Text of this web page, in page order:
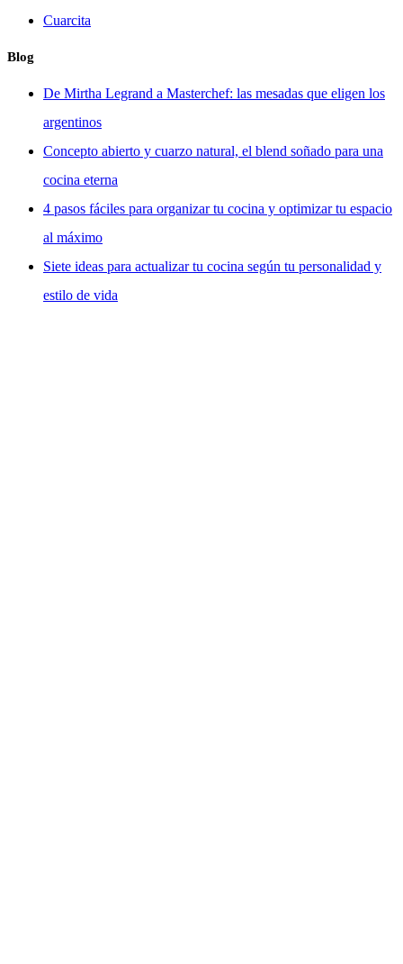
Cuarcita
Blog
De Mirtha Legrand a Masterchef: las mesadas que eligen los
argentinos
Concepto abierto y cuarzo natural, el blend soñado para una
cocina eterna
4 pasos fáciles para organizar tu cocina y optimizar tu espacio
al máximo
Siete ideas para actualizar tu cocina según tu personalidad y
estilo de vida